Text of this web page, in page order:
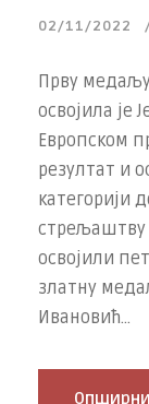
02/11/2022
Прву медаљу
освојила је
Европском
резултат и
категорији
стрељаштву
освојили
златну
Ивановић...